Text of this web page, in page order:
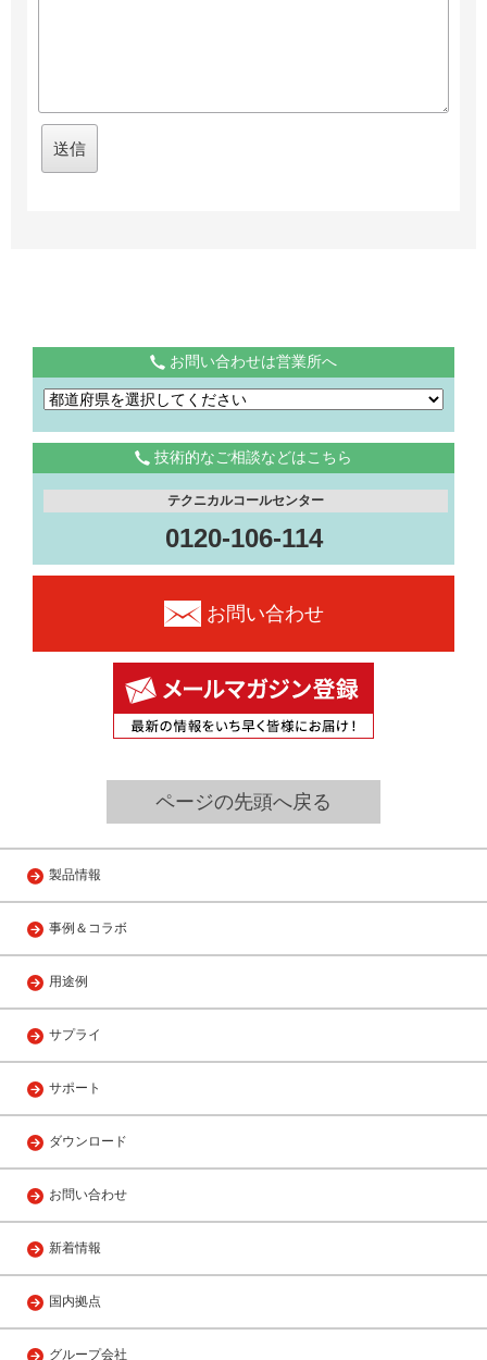
お問い合わせは営業所へ
技術的なご相談などはこちら
テクニカルコールセンター
0120-106-114
お問い合わせ
ページの先頭へ戻る
製品情報
事例＆コラボ
用途例
サプライ
サポート
ダウンロード
お問い合わせ
新着情報
国内拠点
グループ会社